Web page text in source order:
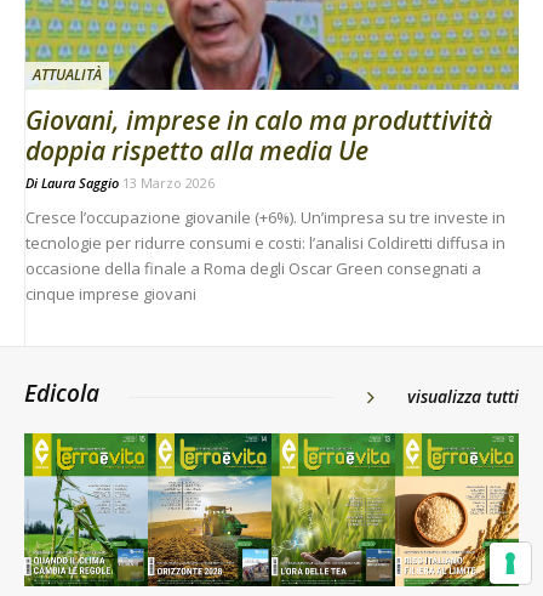
ATTUALITÀ
Giovani, imprese in calo ma produttività
doppia rispetto alla media Ue
Di Laura Saggio 13 Marzo 2026
Cresce l’occupazione giovanile (+6%). Un’impresa su tre investe in
tecnologie per ridurre consumi e costi: l’analisi Coldiretti diffusa in
occasione della finale a Roma degli Oscar Green consegnati a
cinque imprese giovani
Edicola visualizza tutti